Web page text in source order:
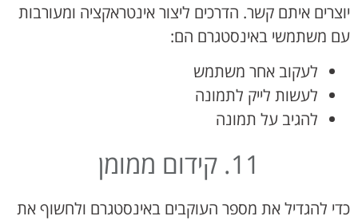
יוצרים איתם קשר. הדרכים ליצור אינטראקציה ומעורבות
עם משתמשי באינסטגרם הם:
לעקוב אחר משתמש
לעשות לייק לתמונה
להגיב על תמונה
11. קידום ממומן
כדי להגדיל את מספר העוקבים באינסטגרם ולחשוף את